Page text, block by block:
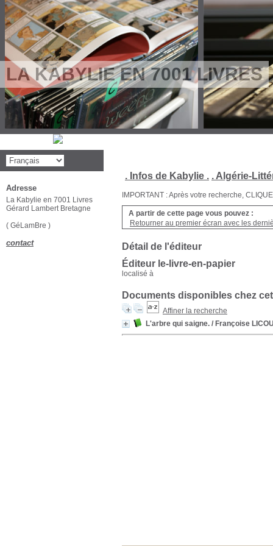
LA KABYLIE EN 7001 LIVRES
. Infos de Kabylie . . Algérie-
IMPORTANT : Après votre recherche,
A partir de cette page vous pouvez :
Retourner au premier écran avec les
Détail de l'éditeur
Éditeur le-livre-en-papier
localisé à
Documents disponibles chez
Affiner la recherche
L'arbre qui saigne. / Françoise
Adresse
La Kabylie en 7001 Livres
Gérard Lambert Bretagne
( GéLamBre )
contact